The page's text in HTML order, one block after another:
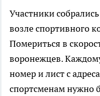
Участники
возле спортивного
Помериться в
воронежцев.
номер и лист с
спортсменам нужно